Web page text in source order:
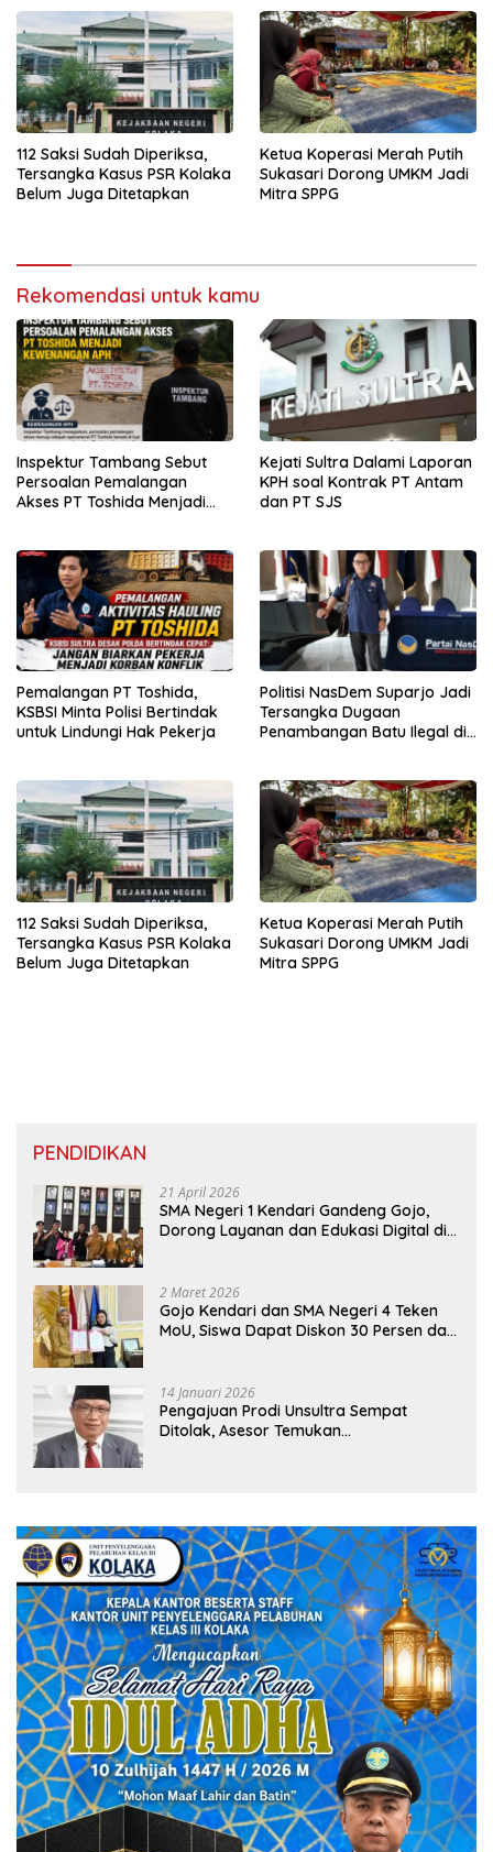
112 Saksi Sudah Diperiksa,
Tersangka Kasus PSR Kolaka
Belum Juga Ditetapkan
Ketua Koperasi Merah Putih
Sukasari Dorong UMKM Jadi
Mitra SPPG
Rekomendasi untuk kamu
Inspektur Tambang Sebut
Persoalan Pemalangan
Akses PT Toshida Menjadi
Kejati Sultra Dalami Laporan
KPH soal Kontrak PT Antam
dan PT SJS
Pemalangan PT Toshida,
KSBSI Minta Polisi Bertindak
untuk Lindungi Hak Pekerja
Politisi NasDem Suparjo Jadi
Tersangka Dugaan
Penambangan Batu Ilegal di
112 Saksi Sudah Diperiksa,
Tersangka Kasus PSR Kolaka
Belum Juga Ditetapkan
Ketua Koperasi Merah Putih
Sukasari Dorong UMKM Jadi
Mitra SPPG
PENDIDIKAN
21 April 2026
SMA Negeri 1 Kendari Gandeng Gojo,
Dorong Layanan dan Edukasi Digital di
2 Maret 2026
Gojo Kendari dan SMA Negeri 4 Teken
MoU, Siswa Dapat Diskon 30 Persen dan
14 Januari 2026
Pengajuan Prodi Unsultra Sempat
Ditolak, Asesor Temukan